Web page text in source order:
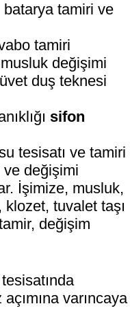
batarya tamiri ve
tamiri
değişimi
duş teknesi
sifon
tesisatı ve tamiri
değişimi
İşimize, musluk,
tuvalet taşı
değişim
tesisatında
varıncaya